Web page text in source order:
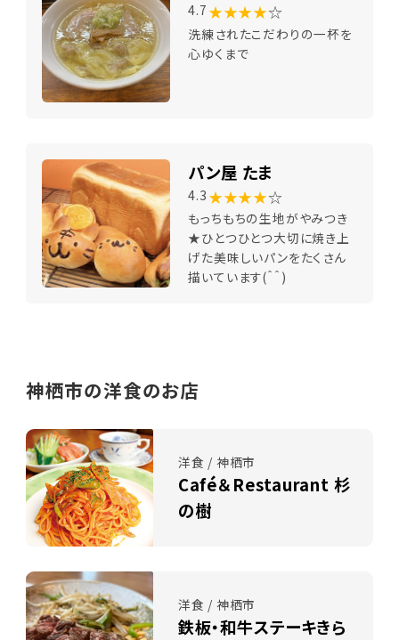
4.7 ★★★★☆
洗練されたこだわりの一杯を
心ゆくまで
パン屋 たま
4.3 ★★★★☆
もっちもちの生地がやみつき
★ひとつひとつ大切に焼き上
げた美味しいパンをたくさん
描いています(＾＾)
神栖市の洋食のお店
洋食 / 神栖市
Café＆Restaurant 杉
の樹
洋食 / 神栖市
鉄板・和牛ステーキきら